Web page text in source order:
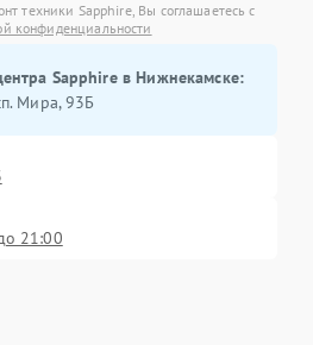
техники Sapphire, Вы соглашаетесь с
конфиденциальности
Sapphire в Нижнекамске:
Мира, 93Б
21:00